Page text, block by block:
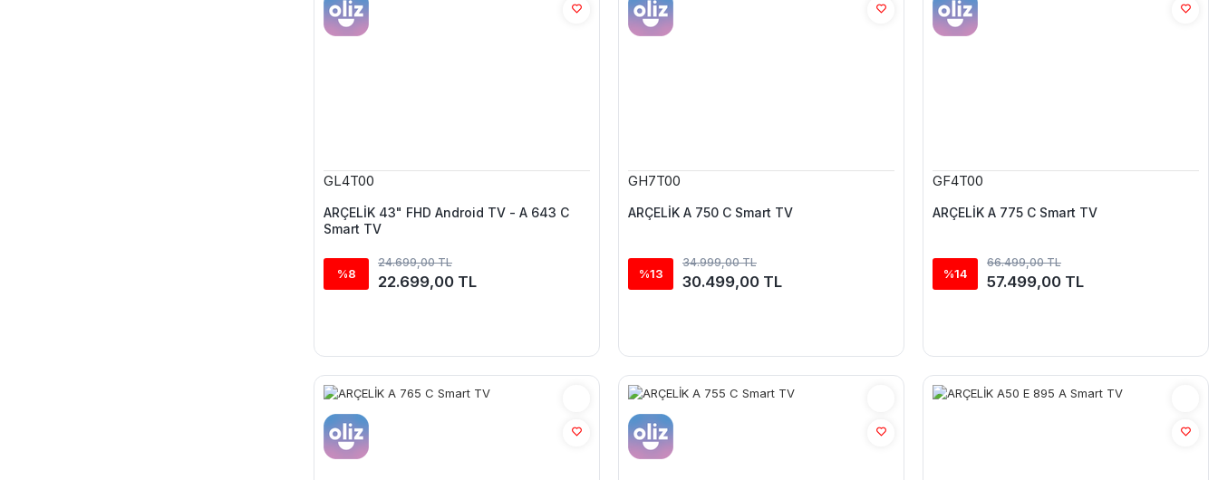
GL4T00
ARÇELİK 43" FHD Android TV - A 643 C
Smart TV
%8
24.699,00 TL
22.699,00 TL
GH7T00
ARÇELİK A 750 C Smart TV
%13
34.999,00 TL
30.499,00 TL
GF4T00
ARÇELİK A 775 C Smart TV
%14
66.499,00 TL
57.499,00 TL